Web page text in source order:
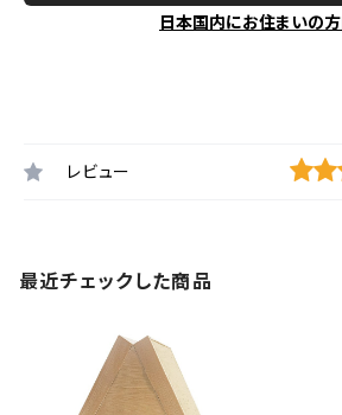
日本国内にお住まいの
レビュー
最近チェックした商品